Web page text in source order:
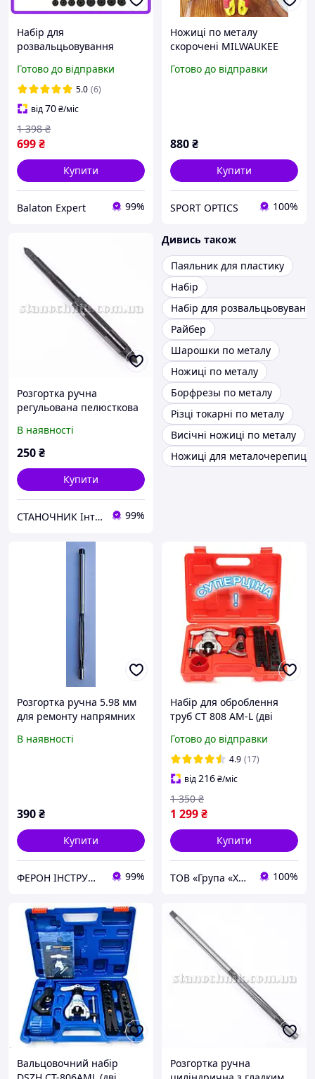
Набір для
розвальцьовування
насадками у кейсі Silver
S10591 інструментів для
розвальцьовування 11ел.
Готово до відправки
5.0 (6)
від70₴/міс
699₴
1 398 ₴
Купити
Balaton Expert 99%
Ножиці по металу
скорочені MILWAUKEE
Готово до відправки
880₴
Купити
SPORT OPTICS 100%
Розгортка ручна
регульована пелюсткова
В наявності
250₴
Купити
СТАНОЧНИК Інтернет-магазин 99%
Дивись також
Паяльник для пластику
Набір
Набір для
Райбер
Шарошки по металу
Ножиці по металу
Борфрезы по металу
Різці токарні по металу
Висічні ножиці по металу
Ножиці для металочерепиці
Розгортка ручна 5.98 мм
для ремонту напрямних
В наявності
390₴
Купити
ФЕРОН ІНСТРУМЕНТ 99%
Набір для оброблення
труб CT 808 AM-L (дві
дюйм 3/16"-3/4", один
труборіз, ример)
Готово до відправки
4.9 (17)
від216₴/міс
1 299₴
1 350 ₴
Купити
ТОВ «Група «Хладрезерв» 100%
Вальцовочний набір
Розгортка ручна